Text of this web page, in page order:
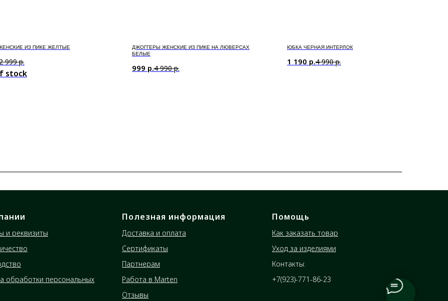
ИЗ ПИКЕ ЖЕЛТЫЕ
999 р.
stock
ДЖОГГЕРЫ ЖЕНСКИЕ ИЗ ПИКЕ НА ЛЮВЕРСАХ
БЕЛЫЕ
999 р.4 990 р.
ЮБКА ЧЕРНАЯ ИНТЕРЛОК
1 190 р.4 990 р.
и реквизиты
обработки персональных
Полезная информация
Доставка и оплата
Сертификаты
Партнерам
Работа в Marten
Отзывы
Помощь
Как заказать товар
Уход за изделиями
Контакты:
+7(923)-771-86-23